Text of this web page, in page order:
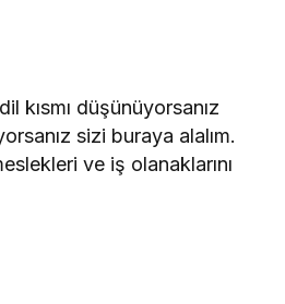
kısmı düşünüyorsanız
sizi buraya alalım.
ve iş olanaklarını